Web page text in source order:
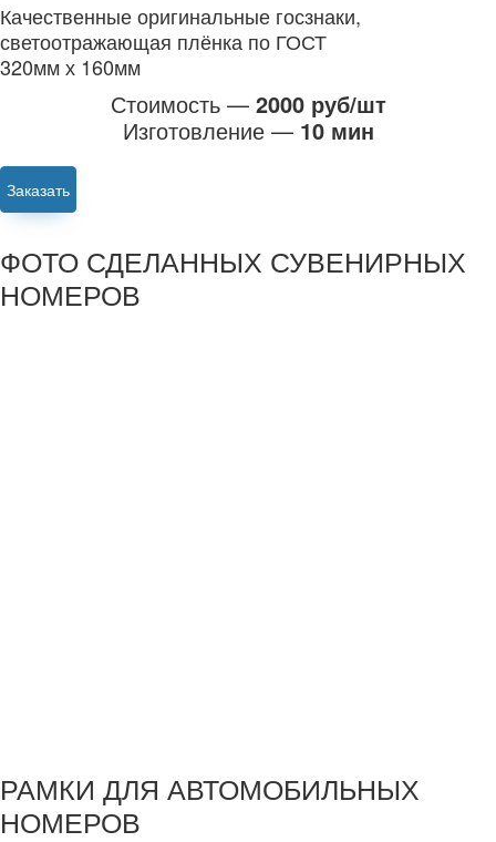
Качественные оригинальные госзнаки,
светоотражающая плёнка по ГОСТ
320мм х 160мм
Стоимость — 2000 руб/шт
Изготовление — 10 мин
Заказать
ФОТО СДЕЛАННЫХ СУВЕНИРНЫХ
НОМЕРОВ
РАМКИ ДЛЯ АВТОМОБИЛЬНЫХ
НОМЕРОВ